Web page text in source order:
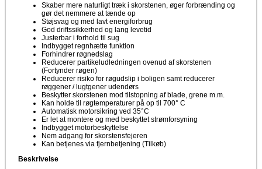
Skaber mere naturligt træk i skorstenen, øger forbrænding og
gør det nemmere at tænde op
Støjsvag og med lavt energiforbrug
God driftssikkerhed og lang levetid
Justerbar i forhold til sug
Indbygget regnhætte funktion
Forhindrer røgnedslag
Reducerer partikeludledningen ovenud af skorstenen
(Fortynder røgen)
Reducerer risiko for røgudslip i boligen samt reducerer
røggener / lugtgener udendørs
Beskytter skorstenen mod tilstopning af blade, grene m.m.
Kan holde til røgtemperaturer på op til 700° C
Automatisk motorsikring ved 35°C
Er let at montere og med beskyttet strømforsyning
Indbygget motorbeskyttelse
Nem adgang for skorstensfejeren
Kan betjenes via fjernbetjening (Tilkøb)
Beskrivelse